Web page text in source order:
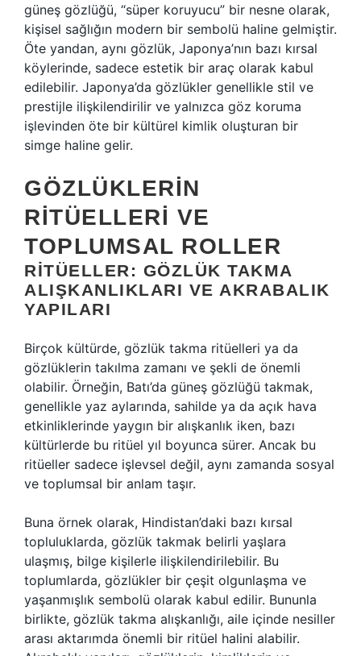
güneş gözlüğü, “süper koruyucu” bir nesne olarak,
kişisel sağlığın modern bir sembolü haline gelmiştir.
Öte yandan, aynı gözlük, Japonya’nın bazı kırsal
köylerinde, sadece estetik bir araç olarak kabul
edilebilir. Japonya’da gözlükler genellikle stil ve
prestijle ilişkilendirilir ve yalnızca göz koruma
işlevinden öte bir kültürel kimlik oluşturan bir
simge haline gelir.
GÖZLÜKLERIN
RITÜELLERI VE
TOPLUMSAL ROLLER
RITÜELLER: GÖZLÜK TAKMA
ALIŞKANLIKLARI VE AKRABALIK
YAPILARI
Birçok kültürde, gözlük takma ritüelleri ya da
gözlüklerin takılma zamanı ve şekli de önemli
olabilir. Örneğin, Batı’da güneş gözlüğü takmak,
genellikle yaz aylarında, sahilde ya da açık hava
etkinliklerinde yaygın bir alışkanlık iken, bazı
kültürlerde bu ritüel yıl boyunca sürer. Ancak bu
ritüeller sadece işlevsel değil, aynı zamanda sosyal
ve toplumsal bir anlam taşır.
Buna örnek olarak, Hindistan’daki bazı kırsal
topluluklarda, gözlük takmak belirli yaşlara
ulaşmış, bilge kişilerle ilişkilendirilebilir. Bu
toplumlarda, gözlükler bir çeşit olgunlaşma ve
yaşanmışlık sembolü olarak kabul edilir. Bununla
birlikte, gözlük takma alışkanlığı, aile içinde nesiller
arası aktarımda önemli bir ritüel halini alabilir.